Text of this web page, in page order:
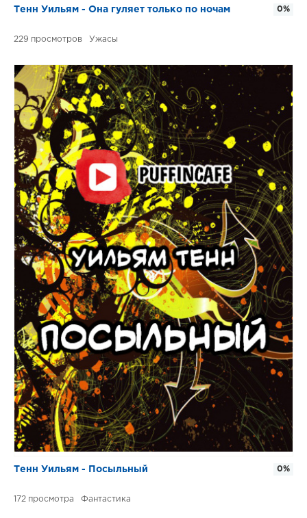
Тенн Уильям - Она гуляет только по ночам
229 Ужасы
0%
Тенн Уильям - Посыльный
172 Фантастика
0%